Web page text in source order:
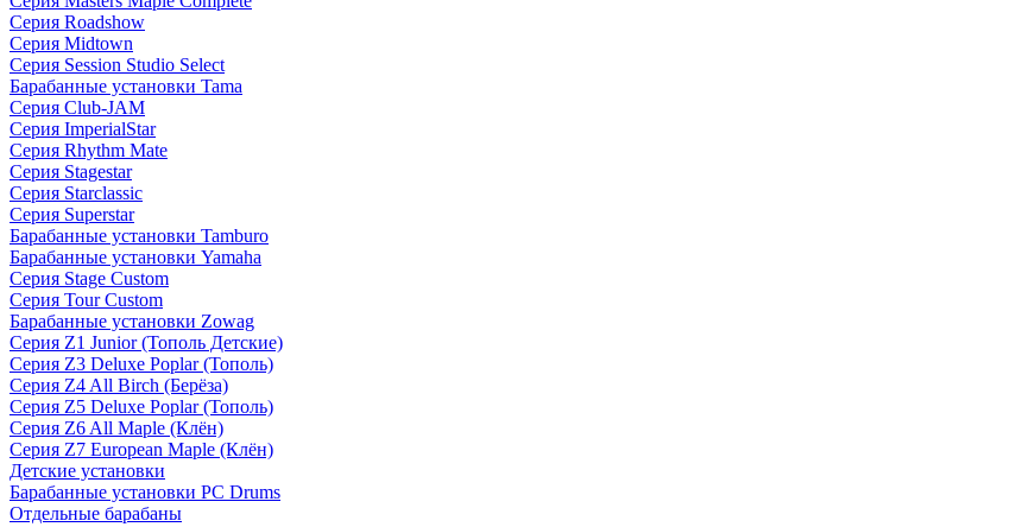
Серия Roadshow
Серия Midtown
Серия Session Studio Select
Барабанные установки Tama
Серия Club-JAM
Серия ImperialStar
Серия Rhythm Mate
Серия Stagestar
Серия Starclassic
Серия Superstar
Барабанные установки Tamburo
Барабанные установки Yamaha
Серия Stage Custom
Серия Tour Custom
Барабанные установки Zowag
Серия Z1 Junior (Тополь Детские)
Серия Z3 Deluxe Poplar (Тополь)
Серия Z4 All Birch (Берёза)
Серия Z5 Deluxe Poplar (Тополь)
Серия Z6 All Maple (Клён)
Серия Z7 European Maple (Клён)
Детские установки
Барабанные установки PC Drums
Отдельные барабаны